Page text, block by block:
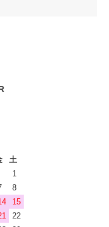
土
1
8
15
22